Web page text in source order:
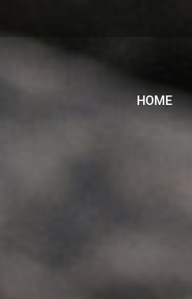
HOME